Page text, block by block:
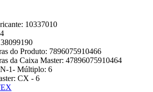
10337010
do Produto: 7896075910466
da Caixa Master: 47896075910464
1- Múltiplo: 6
CX - 6